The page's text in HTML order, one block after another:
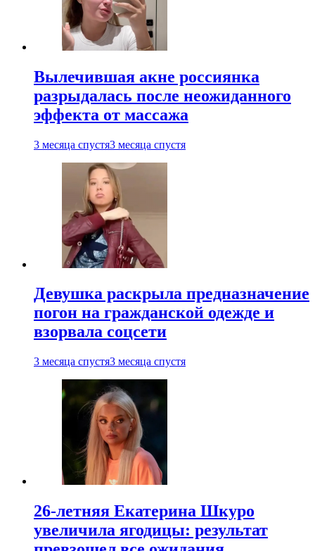
Вылечившая акне россиянка
разрыдалась после неожиданного
эффекта от массажа
3 месяца спустя3 месяца спустя
Девушка раскрыла предназначение
погон на гражданской одежде и
взорвала соцсети
3 месяца спустя3 месяца спустя
26-летняя Екатерина Шкуро
увеличила ягодицы: результат